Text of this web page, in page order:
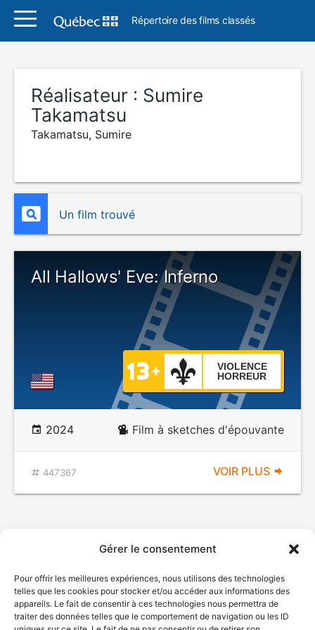
Gérer le consentement
Pour offrir les meilleures expériences, nous utilisons des technologies
telles que les cookies pour stocker et/ou accéder aux informations des
appareils. Le fait de consentir à ces technologies nous permettra de
traiter des données telles que le comportement de navigation ou les ID
Répertoire des films classés
Réalisateur : Sumire
Takamatsu
Takamatsu, Sumire
Un film trouvé
All Hallows' Eve: Inferno
VIOLENCE
HORREUR
2024 Film à sketches d'épouvante
447367 VOIR PLUS